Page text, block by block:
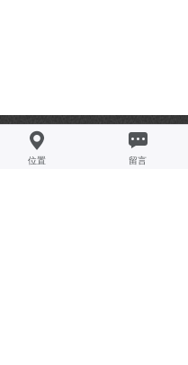
位置 留言